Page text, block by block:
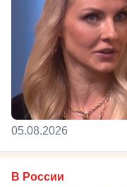
05.08.2026
В России